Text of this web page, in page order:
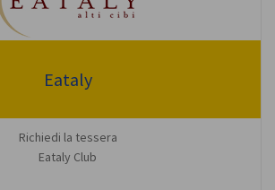
Eataly
Richiedi la tessera
Eataly Club